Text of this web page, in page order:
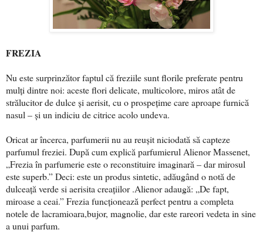
FREZIA
Nu este surprinzător faptul că freziile sunt florile preferate pentru
mulți dintre noi: aceste flori delicate, multicolore, miros atât de
strălucitor de dulce și aerisit, cu o prospețime care aproape furnică
nasul – și un indiciu de citrice acolo undeva.
Oricat ar încerca, parfumerii nu au reușit niciodată să capteze
parfumul freziei. După cum explică parfumierul Alienor Massenet,
„Frezia în parfumerie este o reconstituire imaginară – dar mirosul
este superb.” Deci: este un produs sintetic, adăugând o notă de
dulceață verde si aerisita creațiilor .Alienor adaugă: „De fapt,
miroase a ceai.” Frezia funcționează perfect pentru a completa
notele de lacramioara,bujor, magnolie, dar este rareori vedeta in sine
a unui parfum.